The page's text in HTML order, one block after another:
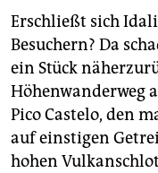
Santo (
Erwachsene
48,60 Euro.
um 18 Uhr. Die
Weitere Infos
Die offizielle
Erschließt sich
Besuchern? Da
ein Stück
Höhenwanderweg
Pico Castelo, den
auf einstigen
hohen